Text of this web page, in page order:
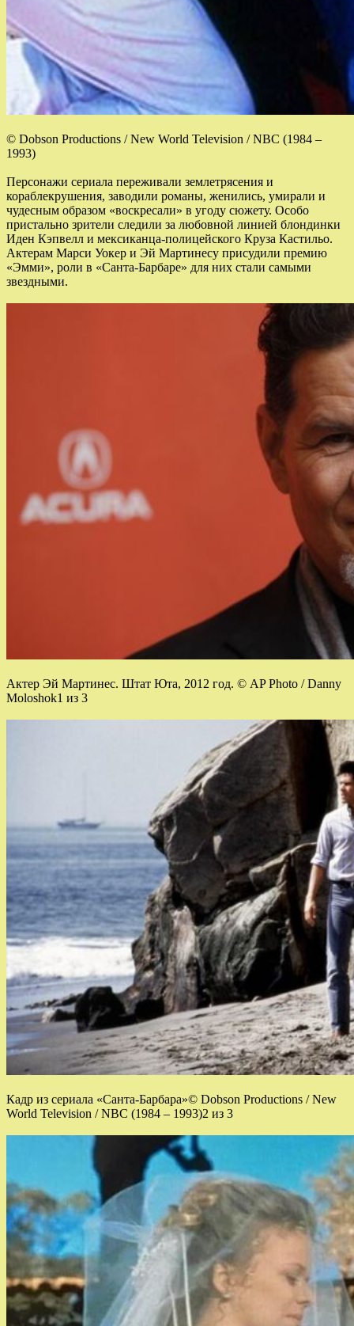
© Dobson Productions / New World Television / NBC (1984 –
1993)
Персонажи сериала переживали землетрясения и
кораблекрушения, заводили романы, женились, умирали и
чудесным образом «воскресали» в угоду сюжету. Особо
пристально зрители следили за любовной линией блондинки
Иден Кэпвелл и мексиканца-полицейского Круза Кастильо.
Актерам Марси Уокер и Эй Мартинесу присудили премию
«Эмми», роли в «Санта-Барбаре» для них стали самыми
звездными.
Актер Эй Мартинес. Штат Юта, 2012 год. © AP Photo / Danny
Moloshok1 из 3
Кадр из сериала «Санта-Барбара»© Dobson Productions / New
World Television / NBC (1984 – 1993)2 из 3